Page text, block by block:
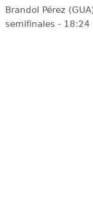
Brandol Pérez
semifinales - 18:24